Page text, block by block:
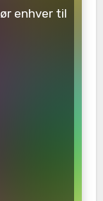
enhver til